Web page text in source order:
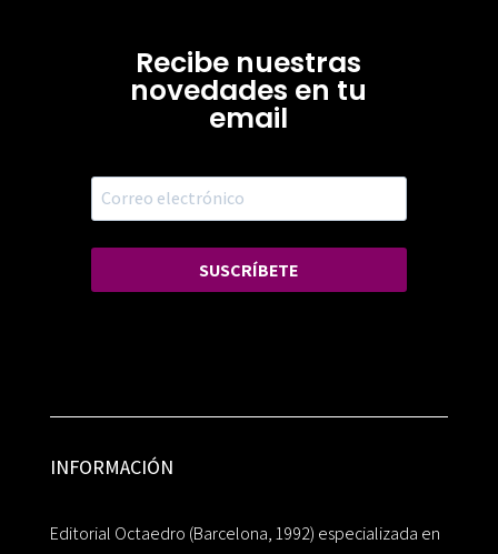
Recibe nuestras
novedades en tu
email
SUSCRÍBETE
INFORMACIÓN
Editorial Octaedro (Barcelona, 1992) especializada en